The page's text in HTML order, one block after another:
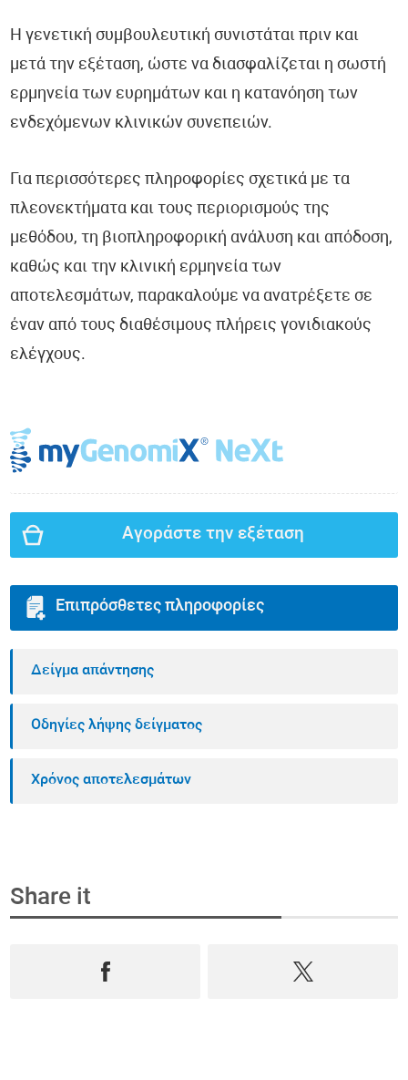
Η γενετική συμβουλευτική συνιστάται πριν και
μετά την εξέταση, ώστε να διασφαλίζεται η σωστή
ερμηνεία των ευρημάτων και η κατανόηση των
ενδεχόμενων κλινικών συνεπειών.
Για περισσότερες πληροφορίες σχετικά με τα
πλεονεκτήματα και τους περιορισμούς της
μεθόδου, τη βιοπληροφορική ανάλυση και απόδοση,
καθώς και την κλινική ερμηνεία των
αποτελεσμάτων, παρακαλούμε να ανατρέξετε σε
έναν από τους διαθέσιμους πλήρεις γονιδιακούς
ελέγχους.
Αγοράστε την εξέταση
Επιπρόσθετες πληροφορίες
Δείγμα απάντησης
Οδηγίες λήψης δείγματος
Χρόνος αποτελεσμάτων
Share it